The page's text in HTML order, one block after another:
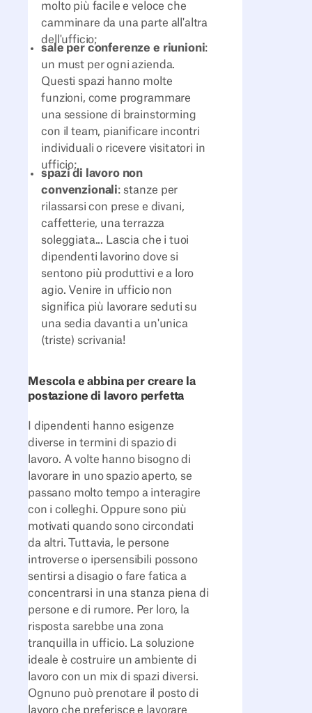
molto più facile e veloce che
camminare da una parte all'altra
dell'ufficio;
sale per conferenze e riunioni:
un must per ogni azienda.
Questi spazi hanno molte
funzioni, come programmare
una sessione di brainstorming
con il team, pianificare incontri
individuali o ricevere visitatori in
ufficio;
spazi di lavoro non
convenzionali: stanze per
rilassarsi con prese e divani,
caffetterie, una terrazza
soleggiata... Lascia che i tuoi
dipendenti lavorino dove si
sentono più produttivi e a loro
agio. Venire in ufficio non
significa più lavorare seduti su
una sedia davanti a un'unica
(triste) scrivania!
Mescola e abbina per creare la
postazione di lavoro perfetta
I dipendenti hanno esigenze
diverse in termini di spazio di
lavoro. A volte hanno bisogno di
lavorare in uno spazio aperto, se
passano molto tempo a interagire
con i colleghi. Oppure sono più
motivati quando sono circondati
da altri. Tuttavia, le persone
introverse o ipersensibili possono
sentirsi a disagio o fare fatica a
concentrarsi in una stanza piena di
persone e di rumore. Per loro, la
risposta sarebbe una zona
tranquilla in ufficio. La soluzione
ideale è costruire un ambiente di
lavoro con un mix di spazi diversi.
Ognuno può prenotare il posto di
lavoro che preferisce e lavorare